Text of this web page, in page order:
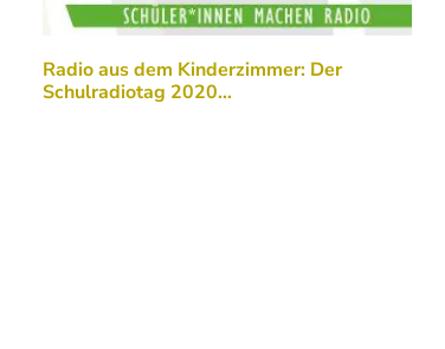
Radio aus dem Kinderzimmer: Der
Schulradiotag 2020…